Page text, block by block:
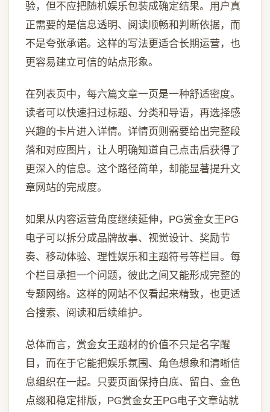
验，但不应把随机娱乐包装成确定结果。用户真
正需要的是信息透明、阅读顺畅和判断依据，而
不是夸张承诺。这样的写法更适合长期运营，也
更容易建立可信的站点形象。
在列表页中，每六篇文章一页是一种舒适密度。
读者可以快速扫过标题、分类和导语，再选择感
兴趣的卡片进入详情。详情页则需要给出完整段
落和对应图片，让人明确知道自己点击后获得了
更深入的信息。这个路径简单，却能显著提升文
章网站的完成度。
如果从内容运营角度继续延伸，PG赏金女王PG
电子可以拆分成品牌故事、视觉设计、奖励节
奏、移动体验、理性娱乐和主题符号等栏目。每
个栏目承担一个问题，彼此之间又能形成完整的
专题网络。这样的网站不仅看起来精致，也更适
合搜索、阅读和后续维护。
总体而言，赏金女王题材的价值不只是名字醒
目，而在于它能把娱乐氛围、角色想象和清晰信
息组织在一起。只要页面保持白底、留白、金色
点缀和稳定排版，PG赏金女王PG电子文章站就